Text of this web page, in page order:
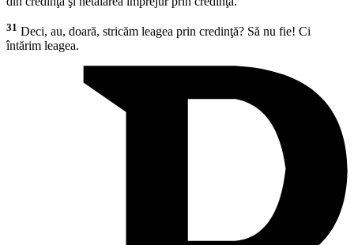
31 Deci, au, doară, stricăm leagea prin credinţă? Să nu fie! Ci
întărim leagea.